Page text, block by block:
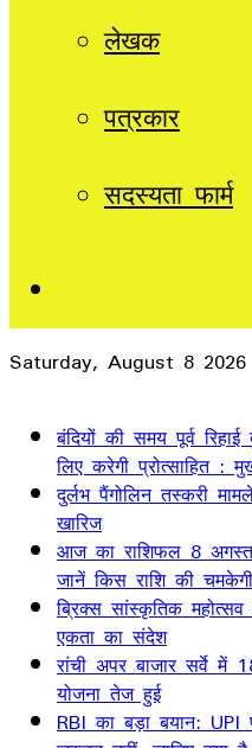
लेखक
पत्रकार
सदस्यता फार्म
Saturday, August 8 2026
बंदियों की समय पूर्व
लिए करेगी प्रोत्साहित :
दुर्लभ पैंगोलिन तस्करी
खारिज
आज का राशिफल 8
जानें किस राशि की
ब्रिक्स सांस्कृतिक
एकता का संदेश
रांची अपर बाजार सर्वे में
योजना तेज हुई
RBI का बड़ा बयान: